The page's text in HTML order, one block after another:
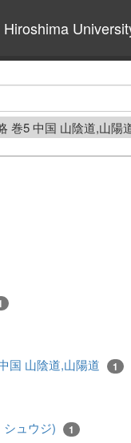
巻5 中国 山陰道,山陽
国 山陰道,山陽道 1
ュウジ) 1